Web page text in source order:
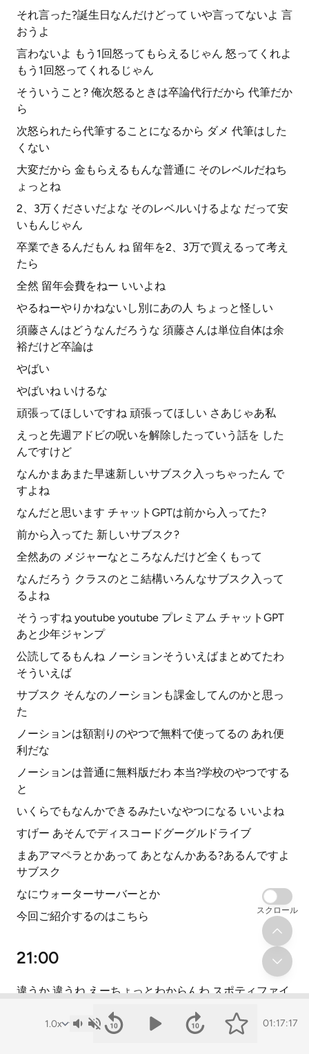
それ言った?誕生日なんだけどって いや言ってないよ 言
おうよ
言わないよ もう1回怒ってもらえるじゃん 怒ってくれよ
もう1回怒ってくれるじゃん
そういうこと? 俺次怒るときは卒論代行だから 代筆だか
ら
次怒られたら代筆することになるから ダメ 代筆はした
くない
大変だから 金もらえるもんな普通に そのレベルだねち
ょっとね
2、3万くださいだよな そのレベルいけるよな だって安
いもんじゃん
卒業できるんだもん ね 留年を2、3万で買えるって考え
たら
全然 留年会費をねー いいよね
やるねーやりかねないし別にあの人 ちょっと怪しい
須藤さんはどうなんだろうな 須藤さんは単位自体は余
裕だけど卒論は
やばい
やばいね いけるな
頑張ってほしいですね 頑張ってほしい さあじゃあ私
えっと先週アドビの呪いを解除したっていう話を した
んですけど
なんかまあまた早速新しいサブスク入っちゃったん で
すよね
なんだと思います チャットGPTは前から入ってた?
前から入ってた 新しいサブスク?
全然あの メジャーなところなんだけど全くもって
なんだろう クラスのとこ結構いろんなサブスク入って
るよね
そうっすね youtube youtube プレミアム チャットGPT
あと少年ジャンプ
公読してるもんね ノーションそういえばまとめてたわ
そういえば
サブスク そんなのノーションも課金してんのかと思っ
た
ノーションは額割りのやつで無料で使ってるの あれ便
利だな
ノーションは普通に無料版だわ 本当?学校のやつでする
と
いくらでもなんかできるみたいなやつになる いいよね
すげー あそんでディスコードグーグルドライブ
まあアマペラとかあって あとなんかある?あるんですよ
サブスク
なにウォーターサーバーとか
今回ご紹介するのはこちら
21:00
違うか 違うね えーちょっとわからんわ スポティファイ
でもふけまんさんyoutubeあるし スポティファイは入ん
01:17:17
スクロール